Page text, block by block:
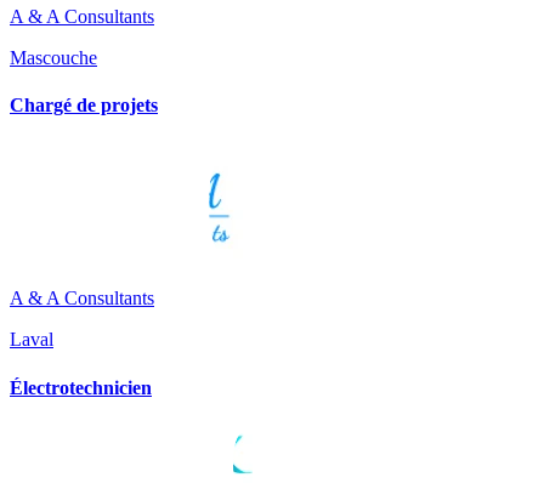
A & A Consultants
Mascouche
Chargé de projets
A & A Consultants
Laval
Électrotechnicien